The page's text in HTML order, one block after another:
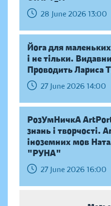
28 June 2026 13:00
Йога для
і не тільки.
Проводить Лариса
27 June 2026 14:00
РозУмНичкА
знань і творчості.
іноземних мов
"РУНА"
27 June 2026 16:00